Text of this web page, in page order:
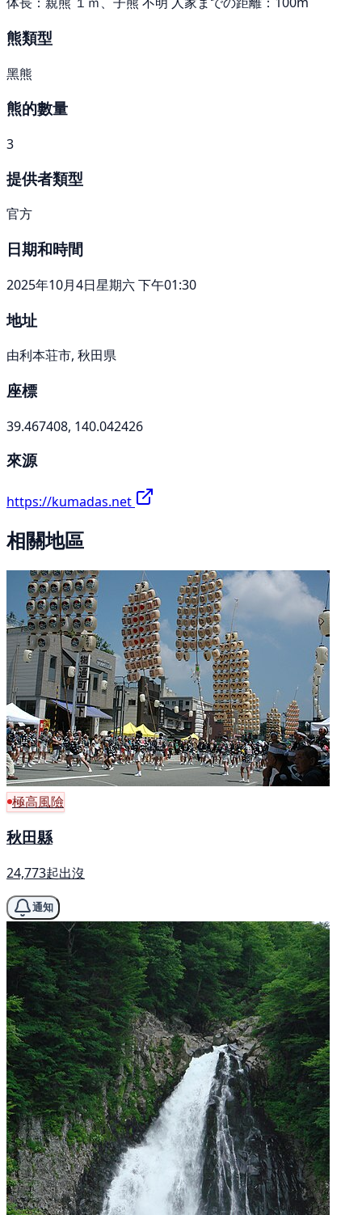
熊類型
黑熊
熊的數量
3
提供者類型
官方
日期和時間
2025年10月4日星期六 下午01:30
地址
由利本荘市, 秋田県
座標
39.467408, 140.042426
來源
https://kumadas.net
相關地區
極高風險
秋田縣
24,773起出沒
通知